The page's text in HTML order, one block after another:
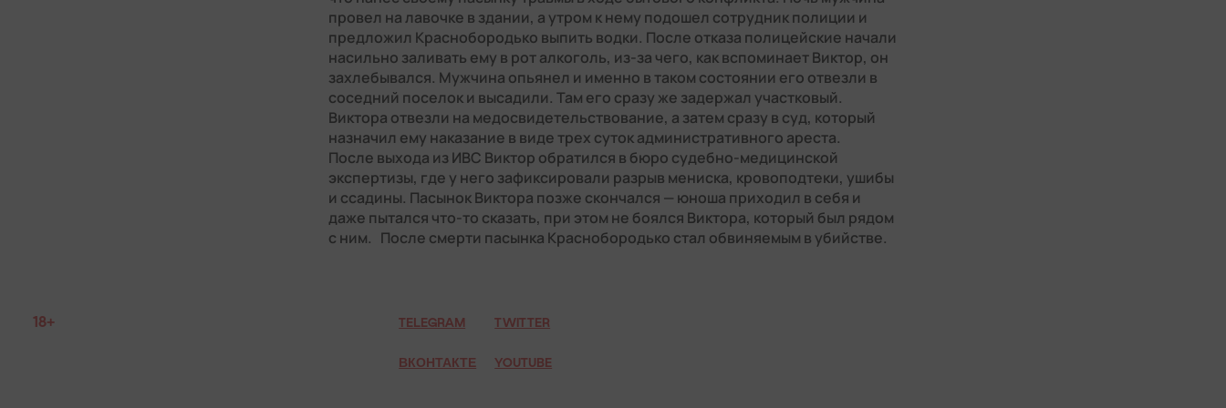
провел на лавочке в здании, а утром к нему подошел сотрудник полиции и
предложил Краснобородько выпить водки. После отказа полицейские начали
насильно заливать ему в рот алкоголь, из-за чего, как вспоминает Виктор, он
захлебывался. Мужчина опьянел и именно в таком состоянии его отвезли в
соседний поселок и высадили. Там его сразу же задержал участковый.
Виктора отвезли на медосвидетельствование, а затем сразу в суд, который
назначил ему наказание в виде трех суток административного ареста.
После выхода из ИВС Виктор обратился в бюро судебно-медицинской
экспертизы, где у него зафиксировали разрыв мениска, кровоподтеки, ушибы
и ссадины. Пасынок Виктора позже скончался — юноша приходил в себя и
даже пытался что-то сказать, при этом не боялся Виктора, который был рядом
с ним. После смерти пасынка Краснобородько стал обвиняемым в убийстве.
18+ TELEGRAM TWITTER
ВКОНТАКТЕ YOUTUBE